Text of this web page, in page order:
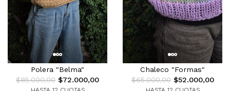
Polera "Belma"
$85.000,00 $72.000,00
Chaleco "Formas"
$65.000,00$52.000,00